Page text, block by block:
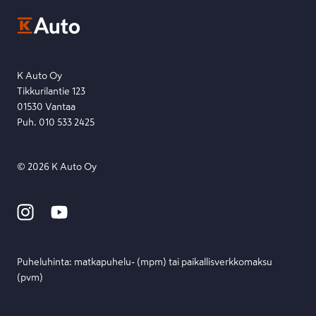
Etsi toimipiste
K Auto Oy
Tikkurilantie 123
01530 Vantaa
Puh. 010 533 2425
© 2026 K Auto Oy
Puheluhinta: matka­puhelu- (mpm) tai paikallis­verkko­maksu
(pvm)